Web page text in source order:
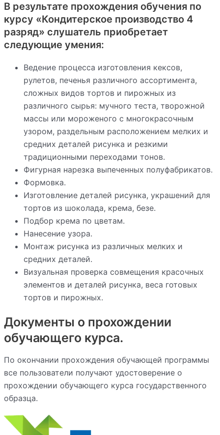
В результате прохождения обучения по
курсу «Кондитерское производство 4
разряд» слушатель приобретает
следующие умения:
Ведение процесса изготовления кексов,
рулетов, печенья различного ассортимента,
сложных видов тортов и пирожных из
различного сырья: мучного теста, творожной
массы или мороженого с многокрасочным
узором, раздельным расположением мелких и
средних деталей рисунка и резкими
традиционными переходами тонов.
Фигурная нарезка выпеченных полуфабрикатов.
Формовка.
Изготовление деталей рисунка, украшений для
тортов из шоколада, крема, безе.
Подбор крема по цветам.
Нанесение узора.
Монтаж рисунка из различных мелких и
средних деталей.
Визуальная проверка совмещения красочных
элементов и деталей рисунка, веса готовых
тортов и пирожных.
Документы о прохождении
обучающего курса.
По окончании прохождения обучающей программы
все пользователи получают удостоверение о
прохождении обучающего курса государственного
образца.